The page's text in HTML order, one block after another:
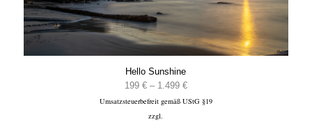
Hello Sunshine
199 € – 1.499 €Preisspanne:
199 €
Umsatzsteuerbefreit gemäß UStG §19
zzgl.